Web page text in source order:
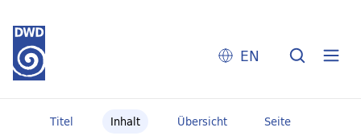
EN
Titel Inhalt Übersicht Seite